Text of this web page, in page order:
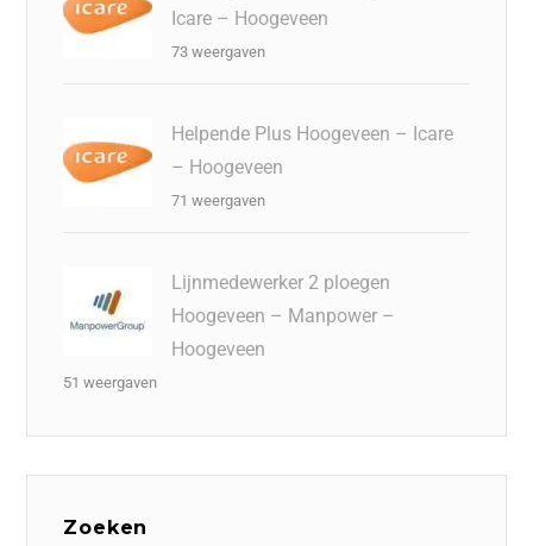
Icare – Hoogeveen
73 weergaven
Helpende Plus Hoogeveen – Icare
– Hoogeveen
71 weergaven
Lijnmedewerker 2 ploegen
Hoogeveen – Manpower –
Hoogeveen
51 weergaven
Zoeken